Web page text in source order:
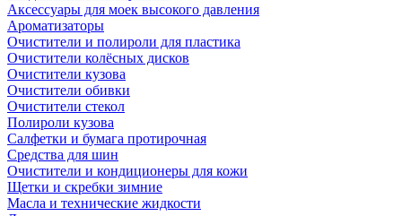
Аксессуары для моек высокого давления
Ароматизаторы
Очистители и полироли для пластика
Очистители колёсных дисков
Очистители кузова
Очистители обивки
Очистители стекол
Полироли кузова
Салфетки и бумага протирочная
Средства для шин
Очистители и кондиционеры для кожи
Щетки и скребки зимние
Масла и технические жидкости